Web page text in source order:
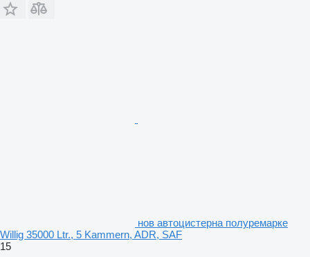
нов автоцистерна полуремарке
Willig 35000 Ltr., 5 Kammern, ADR, SAF
15